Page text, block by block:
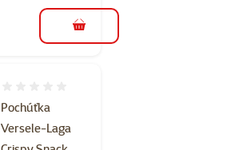
do košíka
Pochúťka
Versele-Laga